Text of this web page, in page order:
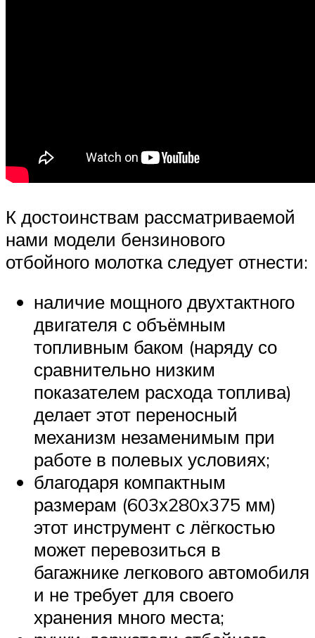
К достоинствам рассматриваемой
нами модели бензинового
отбойного молотка следует отнести:
наличие мощного двухтактного
двигателя с объёмным
топливным баком (наряду со
сравнительно низким
показателем расхода топлива)
делает этот переносный
механизм незаменимым при
работе в полевых условиях;
благодаря компактным
размерам (603х280х375 мм)
этот инструмент с лёгкостью
может перевозиться в
багажнике легкового автомобиля
и не требует для своего
хранения много места;